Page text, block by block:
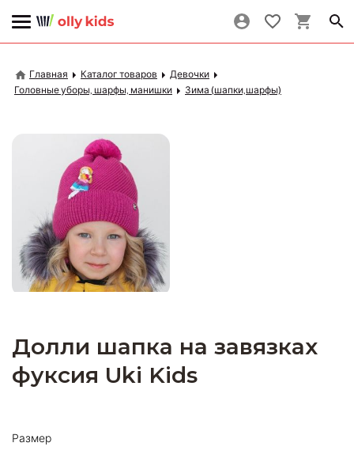
Главная Каталог товаров
Девочки
Головные уборы, шарфы, манишки
Зима (шапки,шарфы)
Долли шапка на завязках
фуксия Uki Kids
Размер